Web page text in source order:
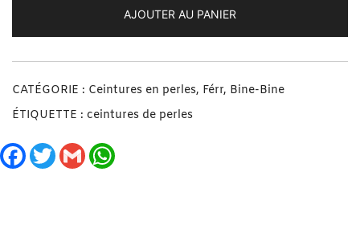
AJOUTER AU PANIER
CATÉGORIE : Ceintures en perles, Férr, Bine-Bine
ÉTIQUETTE : ceintures de perles
Facebook
TwitterGmail